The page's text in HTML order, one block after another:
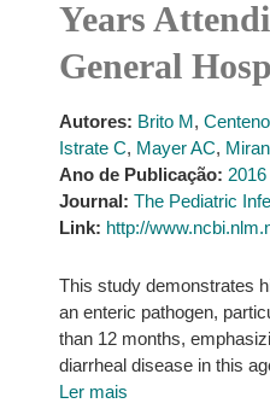
Years
General
Autores: Brito M,
Istrate C, Mayer AC,
Ano de Publicação: 2016
Journal: The Pediatric
Link: http://
This study demonstrates
an enteric pathogen,
than 12 months,
diarrheal disease in this
Ler mais